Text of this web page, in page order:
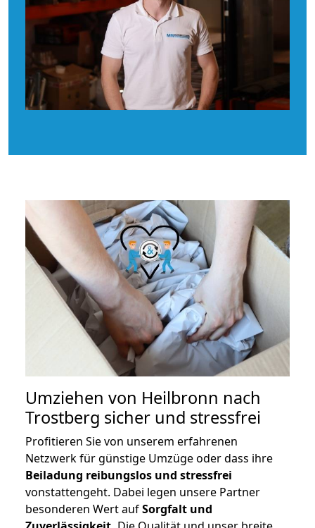
Umziehen von Heilbronn nach
Trostberg sicher und stressfrei
Profitieren Sie von unserem erfahrenen
Netzwerk für günstige Umzüge oder dass ihre
Beiladung reibungslos und stressfrei
vonstattengeht. Dabei legen unsere Partner
besonderen Wert aufSorgfalt und